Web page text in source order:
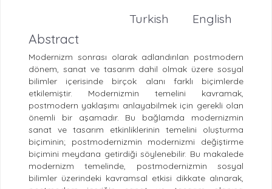
English
Turkish
Abstract
Modernizm sonrası olarak adlandırılan postmodern
dönem, sanat ve tasarım dahil olmak üzere sosyal
bilimler içerisinde birçok alanı farklı biçimlerde
etkilemiştir. Modernizmin temelini kavramak,
postmodern yaklaşımı anlayabilmek için gerekli olan
önemli bir aşamadır. Bu bağlamda modernizmin
sanat ve tasarım etkinliklerinin temelini oluşturma
biçiminin; postmodernizmin modernizmi değiştirme
biçimini meydana getirdiği söylenebilir. Bu makalede
modernizm temelinde, postmodernizmin sosyal
bilimler üzerindeki kavramsal etkisi dikkate alınarak,